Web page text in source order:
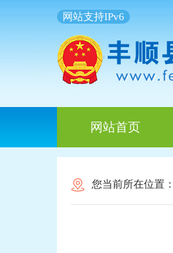
网站支持IPv6
网站首页
您当前所在位置：